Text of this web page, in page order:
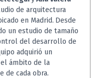
de arquitectura
en Madrid. Desde
un estudio de tamaño
del desarrollo de
adquirió un
ámbito de la
de cada obra.